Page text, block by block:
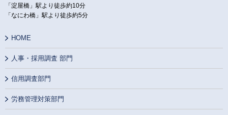
「淀屋橋」駅より徒歩約10分
「なにわ橋」駅より徒歩約5分
HOME
人事・採用調査 部門
信用調査部門
労務管理対策部門